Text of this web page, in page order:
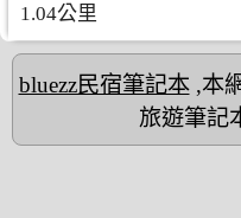
1.04公里
bluezz民宿筆記本,本
旅遊筆記